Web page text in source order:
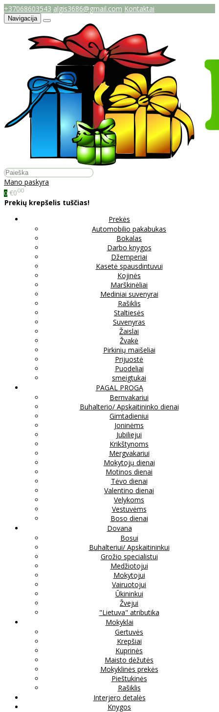
+37068603543 algis3686@gmail.com Kontaktai
Navigacija
Mano paskyra
0 €000
Prekių krepšelis tuščias!
Prekės
Automobilio pakabukas
Bokalas
Darbo knygos
Džemperiai
Kasetė spausdintuvui
Kojinės
Marškinėliai
Mediniai suvenyrai
Rašiklis
Staltiesės
Suvenyras
Žaislai
Žvakė
Pirkinių maišeliai
Prijuostė
Puodeliai
smeigtukai
PAGAL PROGĄ
Bernvakariui
Buhalterio/ Apskaitininko dienai
Gimtadieniui
Joninėms
Jubiliejui
Krikštynoms
Mergvakariui
Mokytojų dienai
Motinos dienai
Tėvo dienai
Valentino dienai
Velykoms
Vestuvėms
Boso dienai
Dovana
Bosui
Buhalteriui/ Apskaitininkui
Grožio specialistui
Medžiotojui
Mokytojui
Vairuotojui
Ūkininkui
Žvejui
"Lietuva" atributika
Mokyklai
Gertuvės
Krepšiai
Kuprinės
Maisto dėžutės
Mokyklinės prekės
Pieštukinės
Rašiklis
Interjero detalės
Knygos